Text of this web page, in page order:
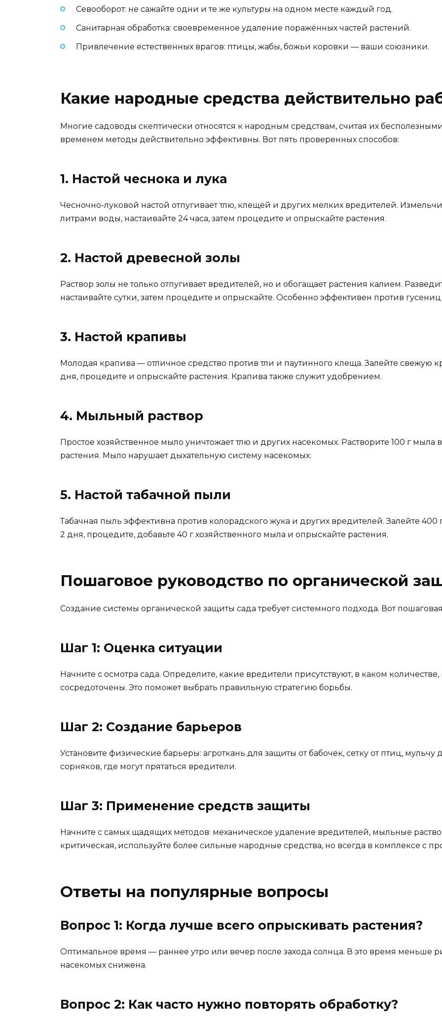
Севооборот: не сажайте одни и те же культуры на одном месте каждый год.
Санитарная обработка: своевременное удаление поражённых частей растений.
Привлечение естественных врагов: птицы, жабы, божьи коровки — ваши союзники.
Какие народные средства действительно
Многие садоводы скептически относятся к народным средствам, считая их
временем методы действительно эффективны. Вот пять проверенных способов:
1. Настой чеснока и лука
Чесночно-луковой настой отпугивает тлю, клещей и других мелких вредителей.
литрами воды, настаивайте 24 часа, затем процедите и опрыскайте растения.
2. Настой древесной золы
Раствор золы не только отпугивает вредителей, но и обогащает растения калием.
настаивайте сутки, затем процедите и опрыскайте. Особенно эффективен против гусениц
3. Настой крапивы
Молодая крапива — отличное средство против тли и паутинного клеща. Залейте свежую
дня, процедите и опрыскайте растения. Крапива также служит удобрением.
4. Мыльный раствор
Простое хозяйственное мыло уничтожает тлю и других насекомых. Растворите 100 г мыла
растения. Мыло нарушает дыхательную систему насекомых.
5. Настой табачной пыли
Табачная пыль эффективна против колорадского жука и других вредителей. Залейте 400
2 дня, процедите, добавьте 40 г хозяйственного мыла и опрыскайте растения.
Пошаговое руководство по органической
Создание системы органической защиты сада требует системного подхода. Вот
Шаг 1: Оценка ситуации
Начните с осмотра сада. Определите, какие вредители присутствуют, в каком
сосредоточены. Это поможет выбрать правильную стратегию борьбы.
Шаг 2: Создание барьеров
Установите физические барьеры: агроткань для защиты от бабочек, сетку от птиц,
сорняков, где могут прятаться вредители.
Шаг 3: Применение средств защиты
Начните с самых щадящих методов: механическое удаление вредителей, мыльные
критическая, используйте более сильные народные средства, но всегда в комплексе с
Ответы на популярные вопросы
Вопрос 1: Когда лучше всего опрыскивать растения?
Оптимальное время — раннее утро или вечер после захода солнца. В это время меньше
насекомых снижена.
Вопрос 2: Как часто нужно повторять обработку?